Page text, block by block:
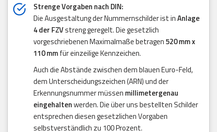
Strenge Vorgaben nach DIN:
Die Ausgestaltung der Nummernschilder ist inAnlage
4 der FZVstreng geregelt. Die gesetzlich
vorgeschriebenen Maximalmaße betragen520 mm x
110 mmfür einzeilige Kennzeichen.
Auch die Abstände zwischen dem blauen Euro-Feld,
dem Unterscheidungszeichen (ARN) und der
Erkennungsnummer müssen millimetergenau
eingehaltenwerden. Die über uns bestellten Schilder
entsprechen diesen gesetzlichen Vorgaben
selbstverständlich zu 100 Prozent.